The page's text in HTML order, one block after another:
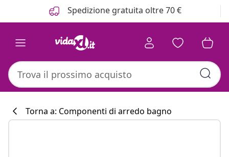
Spedizione gratuita oltre 70 €
Torna a: Componenti di arredo bagno